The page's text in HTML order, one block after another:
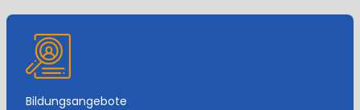
Bildungsangebote